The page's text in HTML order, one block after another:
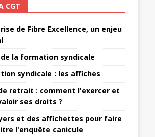
CGT
de Fibre Excellence, un enjeu
de la formation syndicale
syndicale : les affiches
retrait : comment l'exercer et
ses droits ?
et des affichettes pour faire
l'enquête canicule